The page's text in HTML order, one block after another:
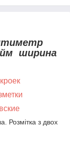
ширина
Розмітка з двох